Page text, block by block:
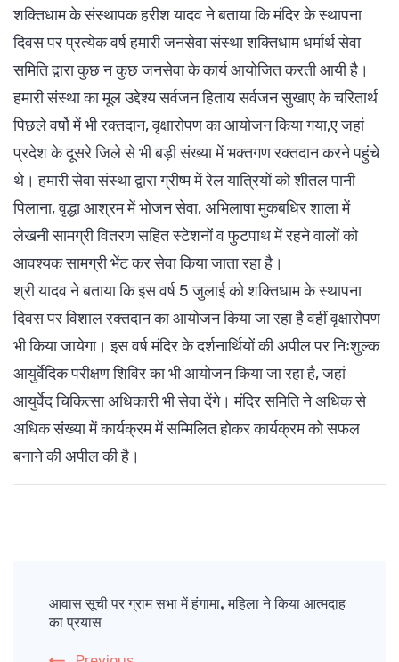
शक्तिधाम के संस्थापक हरीश यादव ने बताया कि मंदिर के स्थापना
दिवस पर प्रत्येक वर्ष हमारी जनसेवा संस्था शक्तिधाम धर्मार्थ सेवा
समिति द्वारा कुछ न कुछ जनसेवा के कार्य आयोजित करती आयी है।
हमारी संस्था का मूल उद्देश्य सर्वजन हिताय सर्वजन सुखाए के चरितार्थ
पिछले वर्षो में भी रक्तदान, वृक्षारोपण का आयोजन किया गया,ए जहां
प्रदेश के दूसरे जिले से भी बड़ी संख्या में भक्तगण रक्तदान करने पहुंचे
थे। हमारी सेवा संस्था द्वारा ग्रीष्म में रेल यात्रियों को शीतल पानी
पिलाना, वृद्धा आश्रम में भोजन सेवा, अभिलाषा मुकबधिर शाला में
लेखनी सामग्री वितरण सहित स्टेशनों व फुटपाथ में रहने वालों को
आवश्यक सामग्री भेंट कर सेवा किया जाता रहा है।
श्री यादव ने बताया कि इस वर्ष 5 जुलाई को शक्तिधाम के स्थापना
दिवस पर विशाल रक्तदान का आयोजन किया जा रहा है वहीं वृक्षारोपण
भी किया जायेगा। इस वर्ष मंदिर के दर्शनार्थियों की अपील पर निःशुल्क
आयुर्वेदिक परीक्षण शिविर का भी आयोजन किया जा रहा है, जहां
आयुर्वेद चिकित्सा अधिकारी भी सेवा देंगे। मंदिर समिति ने अधिक से
अधिक संख्या में कार्यक्रम में सम्मिलित होकर कार्यक्रम को सफल
बनाने की अपील की है।
Navigation
आवास सूची पर ग्राम सभा में हंगामा, महिला ने किया आत्मदाह
का प्रयास